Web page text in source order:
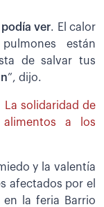
ver. El calor
están
de salvar tus
”, dijo.
La solidaridad de
a los
y la valentía
afectados por el
la feria Barrio